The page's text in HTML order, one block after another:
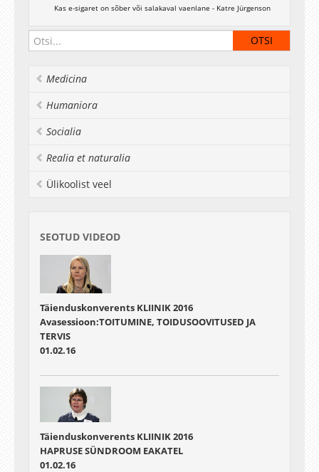
Kas e-sigaret on sõber või salakaval vaenlane - Katre Jürgenson
Medicina
Humaniora
Socialia
Realia et naturalia
Ülikoolist veel
SEOTUD VIDEOD
Täienduskonverents KLIINIK 2016
Avasessioon:TOITUMINE, TOIDUSOOVITUSED JA
TERVIS
01.02.16
Täienduskonverents KLIINIK 2016
HAPRUSE SÜNDROOM EAKATEL
01.02.16